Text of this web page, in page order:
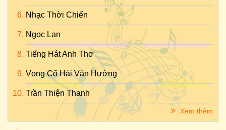
Nhạc Thời Chiến
Ngọc Lan
Tiếng Hát Anh Thơ
Vọng Cổ Hài Văn Hường
Trần Thiện Thanh
Xem thêm